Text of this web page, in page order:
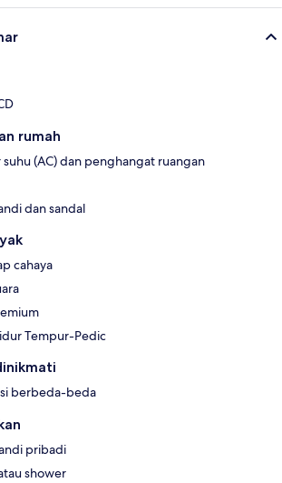
rumah
suhu (AC) dan penghangat ruangan
dan sandal
cahaya
Tempur-Pedic
berbeda-beda
pribadi
shower